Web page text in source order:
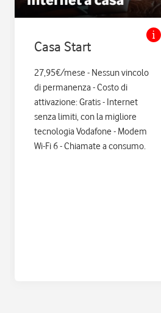
Casa Start
27,95€/mese - Nessun vincolo
di permanenza - Costo di
attivazione: Gratis - Internet
senza limiti, con la migliore
tecnologia Vodafone - Modem
Wi-Fi 6 - Chiamate a consumo.